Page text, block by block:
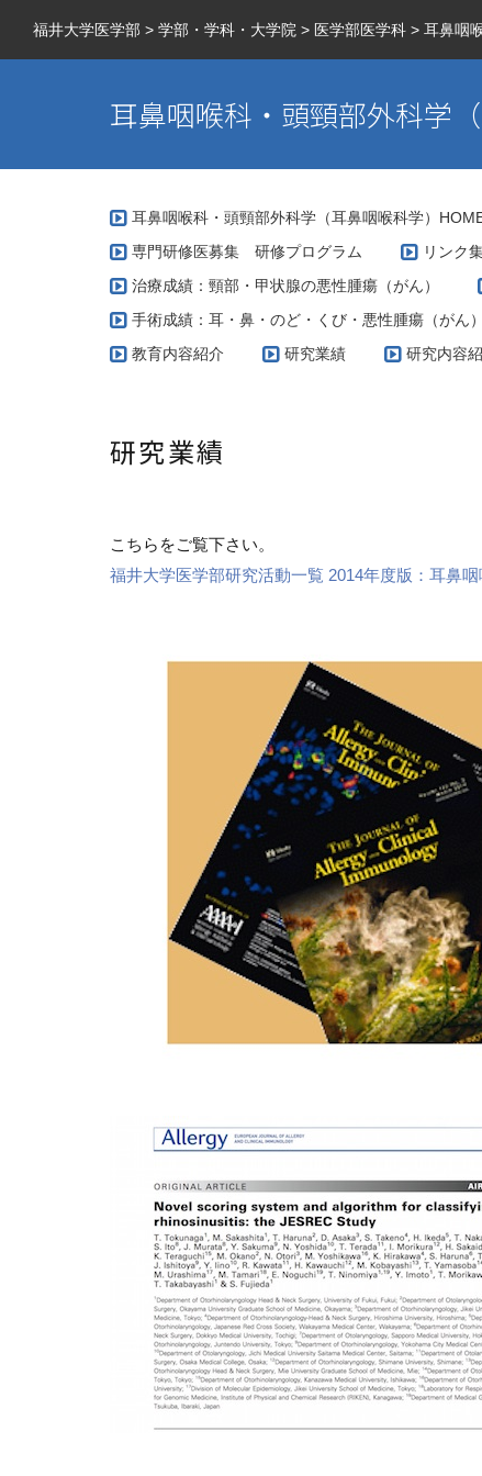
福井大学医学部 > 学部・学科・大学院 > 医学部医学科 > 耳鼻咽
耳鼻咽喉科・頭頸部外科学（
耳鼻咽喉科・頭頸部外科学（耳鼻咽喉科学）
専門研修医募集 研修プログラム
リンク
治療成績：頸部・甲状腺の悪性腫瘍（がん）
手術成績：耳・鼻・のど・くび・悪性腫瘍（がん
教育内容紹介
研究業績 研究内容
研究業績
こちらをご覧下さい。
福井大学医学部研究活動一覧 2014年度版：耳鼻